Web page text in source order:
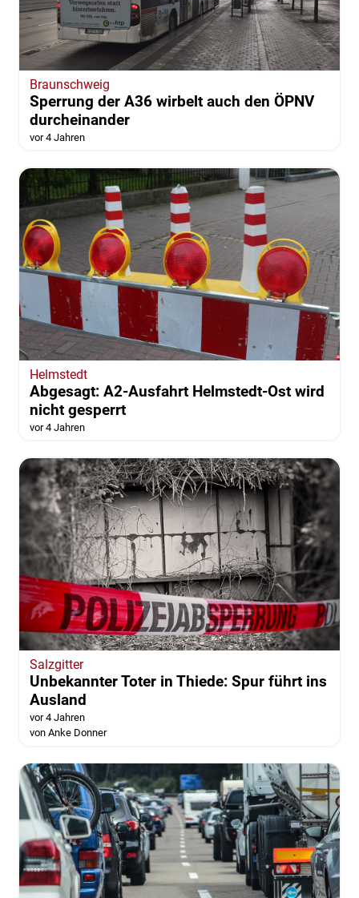
Braunschweig
Sperrung der A36 wirbelt auch den ÖPNV
durcheinander
vor 4 Jahren
Helmstedt
Abgesagt: A2-Ausfahrt Helmstedt-Ost wird
nicht gesperrt
vor 4 Jahren
Salzgitter
Unbekannter Toter in Thiede: Spur führt ins
Ausland
vor 4 Jahren
von Anke Donner